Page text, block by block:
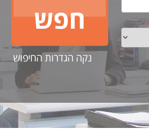
נקה הגדרות החיפוש